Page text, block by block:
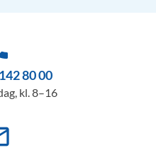
80 00
kl. 8–16